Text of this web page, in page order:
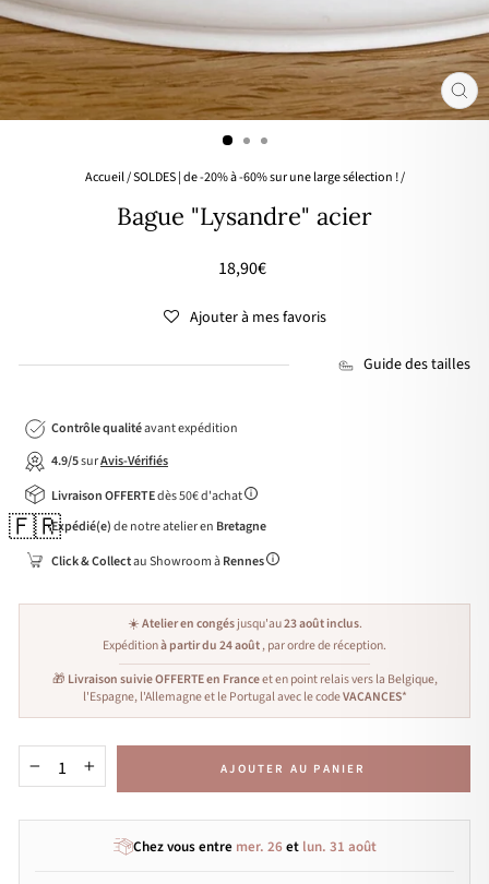
Accueil/SOLDES | de -20% à -60% sur une large sélection !/
Bague "Lysandre" acier
Prix
18,90€
Ajouter à mes favoris
Guide des tailles
Contrôle qualitéavant expédition
4.9/5surAvis-Vérifiés
Livraison OFFERTEdès 50€ d'achat
🇫🇷Expédié(e)de notre atelier en Bretagne
Click & Collectau Showroom àRennes
☀️Atelier en congésjusqu'au23 août inclus.
Expéditionà partir du 24 août, par ordre de réception.
🎁 Livraison suivie OFFERTE en Franceet en point relais vers la Belgique,
l'Espagne, l'Allemagne et le Portugal avec le codeVACANCES*
+ AJOUTER AU PANIER
Chez vous entre mer. 26et lun. 31 août